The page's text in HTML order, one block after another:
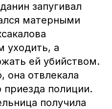
запугивал
матерными
уходить, а
ей убийством.
она отвлекала
полиции.
получила